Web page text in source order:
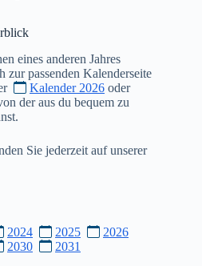
eines anderen Jahres
zur passenden Kalenderseite
Kalender 2026 oder
der aus du bequem zu
Sie jederzeit auf unserer
2024 2025
2026
2030 2031